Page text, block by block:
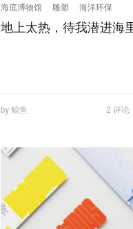
海底博物馆 雕塑 海洋环保
地上太热，待我潜进海
by 鲸鱼 2 评论